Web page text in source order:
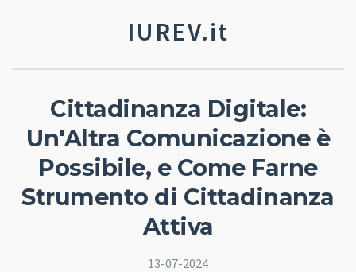
IUREV.it
Cittadinanza Digitale:
Un'Altra Comunicazione è
Possibile, e Come Farne
Strumento di Cittadinanza
Attiva
13-07-2024